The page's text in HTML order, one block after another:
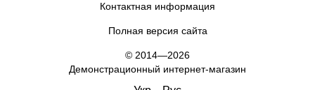
Контактная информация
Полная версия сайта
© 2014—2026
Демонстрационный интернет-магазин